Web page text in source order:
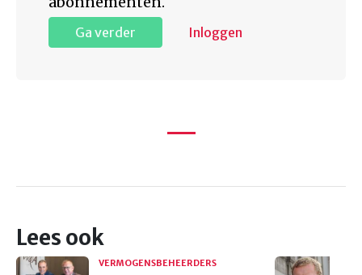
Ga verder Inloggen
Lees ook
VERMOGENSBEHEERDERS